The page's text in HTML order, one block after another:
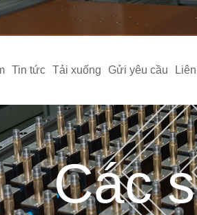
Tin tức Tải xuống Gửi yêu cầu
Các